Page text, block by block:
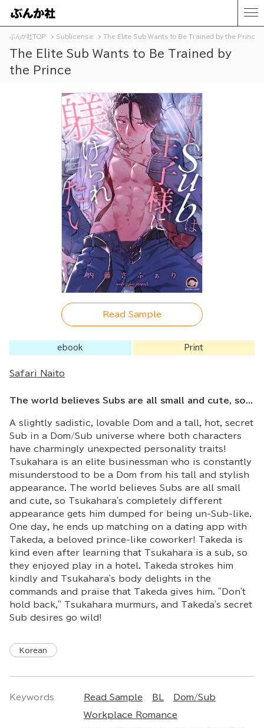
ぶんか社TOP Sublicense The Elite Sub Wants to Be Trained by the Prince
The Elite Sub Wants to Be Trained by
the Prince
Read Sample
ebook Print
Safari Naito
The world believes Subs are all small and cute, so...
A slightly sadistic, lovable Dom and a tall, hot, secret
Sub in a Dom/Sub universe where both characters
have charmingly unexpected personality traits!
Tsukahara is an elite businessman who is constantly
misunderstood to be a Dom from his tall and stylish
appearance. The world believes Subs are all small
and cute, so Tsukahara's completely different
appearance gets him dumped for being un-Sub-like.
One day, he ends up matching on a dating app with
Takeda, a beloved prince-like coworker! Takeda is
kind even after learning that Tsukahara is a sub, so
they enjoyed play in a hotel. Takeda strokes him
kindly and Tsukahara's body delights in the
commands and praise that Takeda gives him. "Don't
hold back," Tsukahara murmurs, and Takeda's secret
Sub desires go wild!
Korean
Keywords Read Sample BL Dom/Sub
Workplace Romance